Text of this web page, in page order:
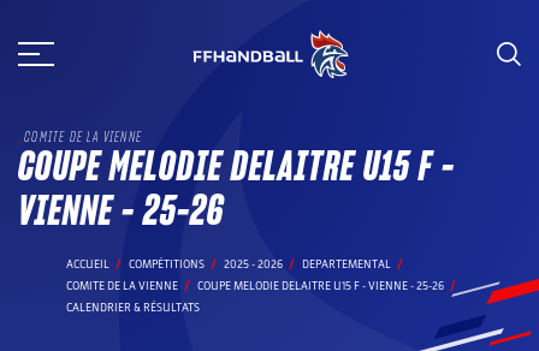
au
COMITE DE LA VIENNE
COUPE MELODIE DELAITRE U15 F -
VIENNE - 25-26
ACCUEIL COMPÉTITIONS 2025 - 2026
DEPARTEMENTAL
COMITE DE LA VIENNE
COUPE MELODIE DELAITRE U15 F - VIENNE - 25-26
CALENDRIER & RÉSULTATS